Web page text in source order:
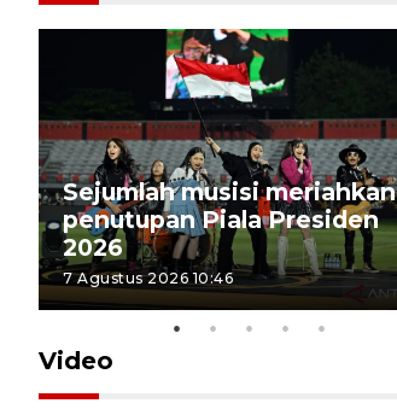
Sejumlah musisi meriahkan
penutupan Piala Presiden
2026
7 Agustus 2026 10:46
Video